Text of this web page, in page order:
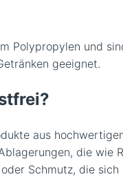
Polypropylen und
geeignet.
aus
die wie
Schmutz, die sich